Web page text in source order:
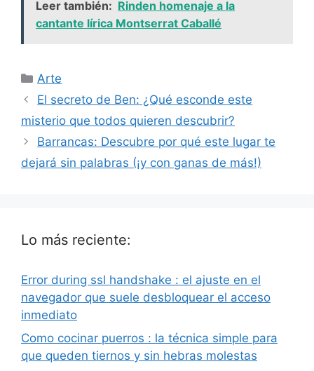
Leer también: Rinden homenaje a la
cantante lírica Montserrat Caballé
Categorías
Arte
El secreto de Ben: ¿Qué esconde este
misterio que todos quieren descubrir?
Barrancas: Descubre por qué este lugar te
dejará sin palabras (¡y con ganas de más!)
Lo más reciente:
Error during ssl handshake : el ajuste en el
navegador que suele desbloquear el acceso
inmediato
Como cocinar puerros : la técnica simple para
que queden tiernos y sin hebras molestas